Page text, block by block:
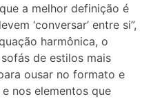
a melhor definição é
‘conversar’ entre si”,
harmônica, o
de estilos mais
ousar no formato e
nos elementos que